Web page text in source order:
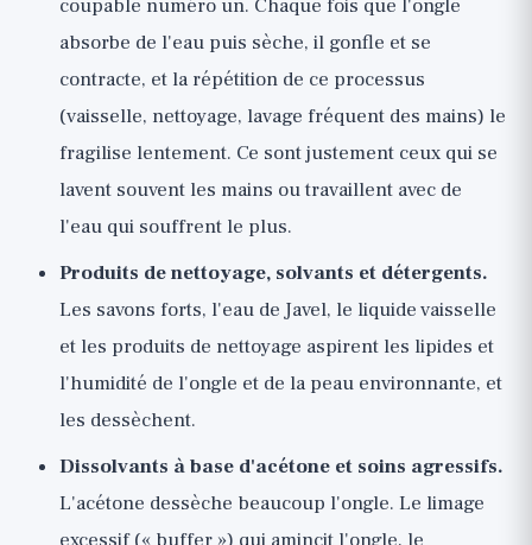
coupable numéro un. Chaque fois que l'ongle
absorbe de l'eau puis sèche, il gonfle et se
contracte, et la répétition de ce processus
(vaisselle, nettoyage, lavage fréquent des mains) le
fragilise lentement. Ce sont justement ceux qui se
lavent souvent les mains ou travaillent avec de
l'eau qui souffrent le plus.
Produits de nettoyage, solvants et détergents.
Les savons forts, l'eau de Javel, le liquide vaisselle
et les produits de nettoyage aspirent les lipides et
l'humidité de l'ongle et de la peau environnante, et
les dessèchent.
Dissolvants à base d'acétone et soins agressifs.
L'acétone dessèche beaucoup l'ongle. Le limage